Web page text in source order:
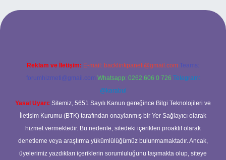
giriş
Reklam ve İletişim: E-mail: backlinkpaneli@gmail.com Teams:
forumhizmeti@gmail.com Whatsapp: 0262 606 0 726 Telegram:
@karabul
Yasal Uyarı: Sitemiz, 5651 Sayılı Kanun gereğince Bilgi Teknolojileri ve
İletişim Kurumu (BTK) tarafından onaylanmış bir Yer Sağlayıcı olarak
hizmet vermektedir. Bu nedenle, sitedeki içerikleri proaktif olarak
denetleme veya araştırma yükümlülüğümüz bulunmamaktadır. Ancak,
üyelerimiz yazdıkları içeriklerin sorumluluğunu taşımakta olup, siteye